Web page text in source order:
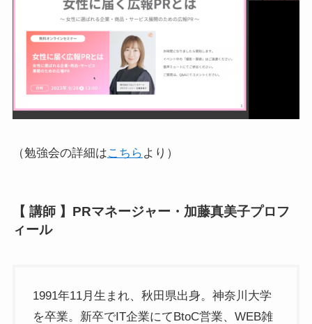
（勉強会の詳細はこちら より）
【 講師 】PRマネージャー・加藤真美子プロフ
ィール
1991年11月生まれ、秋田県出身。神奈川大学
を卒業。新卒でIT企業にてBtoC営業、WEB雑